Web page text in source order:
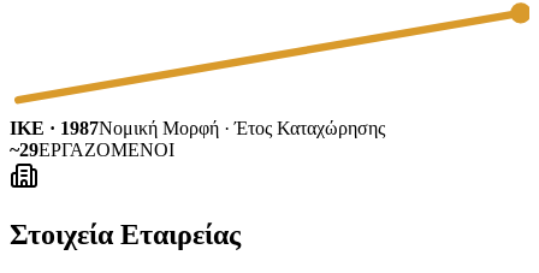
ΙΚΕ · 1987Νομική Μορφή · Έτος Καταχώρησης
~29ΕΡΓΑΖΟΜΕΝΟΙ
Στοιχεία Εταιρείας